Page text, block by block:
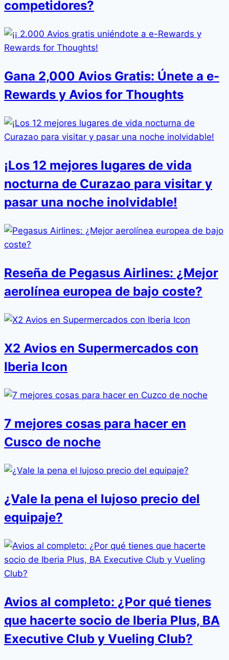
competidores?
Gana 2,000 Avios Gratis: Únete a e-
Rewards y Avios for Thoughts
¡Los 12 mejores lugares de vida
nocturna de Curazao para visitar y
pasar una noche inolvidable!
Reseña de Pegasus Airlines: ¿Mejor
aerolínea europea de bajo coste?
X2 Avios en Supermercados con
Iberia Icon
7 mejores cosas para hacer en
Cusco de noche
¿Vale la pena el lujoso precio del
equipaje?
Avios al completo: ¿Por qué tienes
que hacerte socio de Iberia Plus, BA
Executive Club y Vueling Club?